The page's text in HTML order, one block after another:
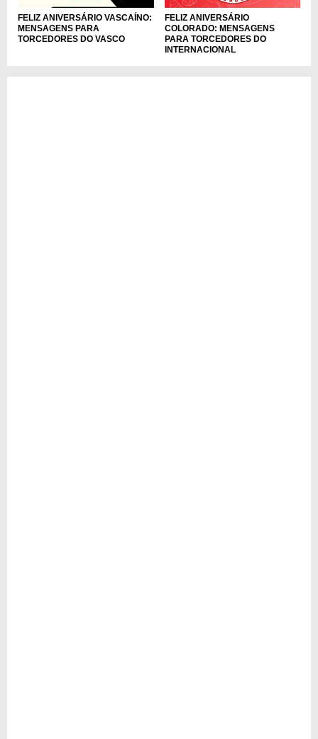
FELIZ ANIVERSÁRIO VASCAÍNO:
MENSAGENS PARA
TORCEDORES DO VASCO
FELIZ ANIVERSÁRIO
COLORADO: MENSAGENS
PARA TORCEDORES DO
INTERNACIONAL